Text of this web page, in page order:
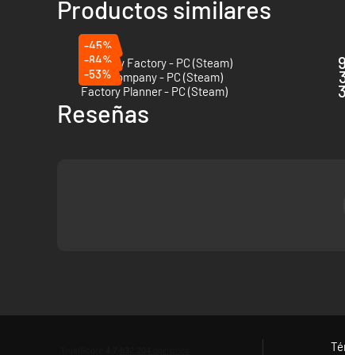
Sepa siempre hacia qué está trabajando. Cada
producción.
Productos similares
-45%
Alchemy Factory - PC (Steam)
-84%
Good Company - PC (Steam)
-53%
Factory Planner - PC (Steam)
Reseñas